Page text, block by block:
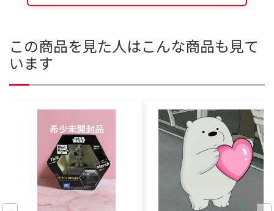
この商品を見た人はこんな商品も見て
います